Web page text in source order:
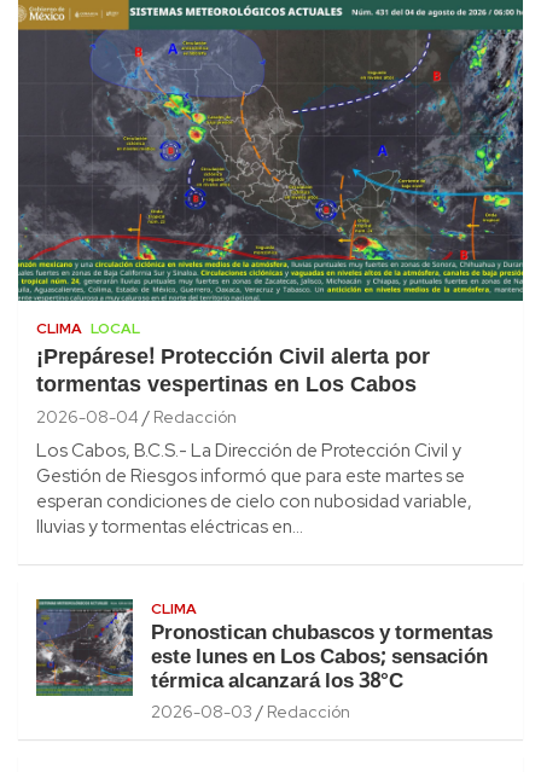
CLIMA LOCAL
¡Prepárese! Protección Civil alerta por
tormentas vespertinas en Los Cabos
2026-08-04 Redacción
Los Cabos, B.C.S.- La Dirección de Protección Civil y
Gestión de Riesgos informó que para este martes se
esperan condiciones de cielo con nubosidad variable,
lluvias y tormentas eléctricas en…
CLIMA
Pronostican chubascos y tormentas
este lunes en Los Cabos; sensación
térmica alcanzará los 38°C
2026-08-03 Redacción